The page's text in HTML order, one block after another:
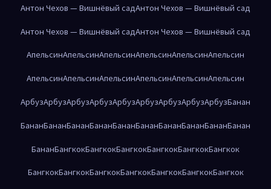
Антон Чехов — Вишнёвый садАнтон Чехов — Вишнёвый сад
Антон Чехов — Вишнёвый садАнтон Чехов — Вишнёвый сад
АпельсинАпельсинАпельсинАпельсинАпельсинАпельсин
АпельсинАпельсинАпельсинАпельсинАпельсинАпельсин
АрбузАрбузАрбузАрбузАрбузАрбузАрбузАрбузАрбузБанан
БананБананБананБананБананБананБананБананБананБанан
БананБангкокБангкокБангкокБангкокБангкокБангкок
БангкокБангкокБангкокБангкокБангкокБангкокБангкок